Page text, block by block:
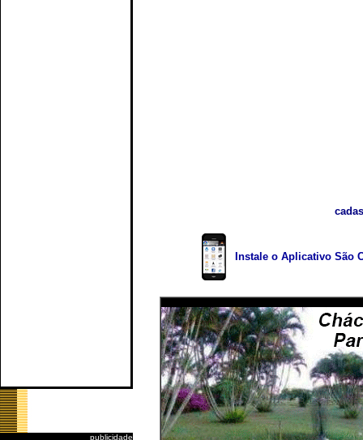
publicidade
Instale o Aplicativo São